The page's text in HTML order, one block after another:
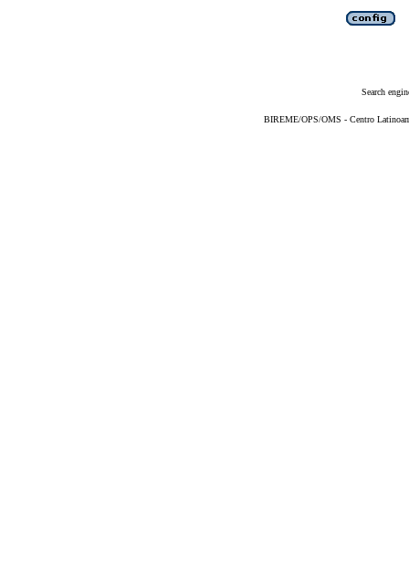
Search
BIREME/OPS/OMS - Centro